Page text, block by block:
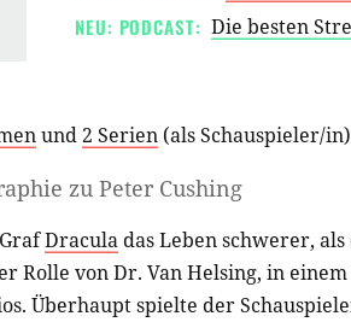
NEU: PODCAST: Die besten
und2 Serien (alsSchauspieler/in)
zu Peter Cushing
Dracula das Leben schwerer,
Rolle von Dr. Van Helsing, in
Überhaupt spielte der